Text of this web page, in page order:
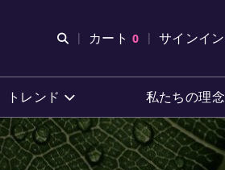
検索を開く
カート 0
カートを確認する
サインイン
トレンド 私たちの理念